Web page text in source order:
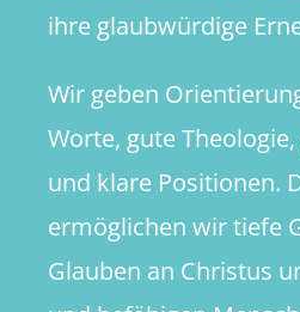
ihre glaubwürdige
Wir geben
Worte, gute
und klare Positionen.
ermöglichen wir tiefe
Glauben an Christus